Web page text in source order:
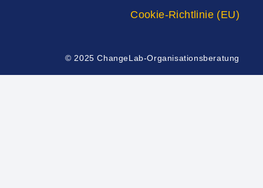
Cookie-Richtlinie (EU)
© 2025 ChangeLab-Organisationsberatung